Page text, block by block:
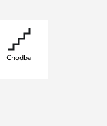
Chodba